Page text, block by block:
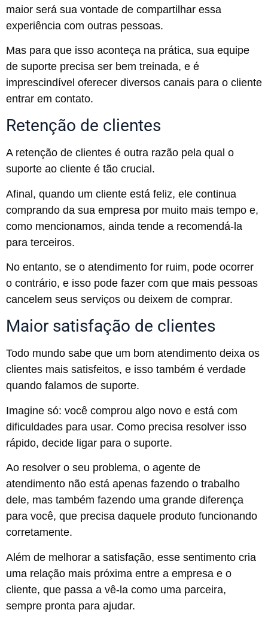
maior será sua vontade de compartilhar essa
experiência com outras pessoas.
Mas para que isso aconteça na prática, sua equipe
de suporte precisa ser bem treinada, e é
imprescindível oferecer diversos canais para o cliente
entrar em contato.
Retenção de clientes
A retenção de clientes é outra razão pela qual o
suporte ao cliente é tão crucial.
Afinal, quando um cliente está feliz, ele continua
comprando da sua empresa por muito mais tempo e,
como mencionamos, ainda tende a recomendá-la
para terceiros.
No entanto, se o atendimento for ruim, pode ocorrer
o contrário, e isso pode fazer com que mais pessoas
cancelem seus serviços ou deixem de comprar.
Maior satisfação de clientes
Todo mundo sabe que um bom atendimento deixa os
clientes mais satisfeitos, e isso também é verdade
quando falamos de suporte.
Imagine só: você comprou algo novo e está com
dificuldades para usar. Como precisa resolver isso
rápido, decide ligar para o suporte.
Ao resolver o seu problema, o agente de
atendimento não está apenas fazendo o trabalho
dele, mas também fazendo uma grande diferença
para você, que precisa daquele produto funcionando
corretamente.
Além de melhorar a satisfação, esse sentimento cria
uma relação mais próxima entre a empresa e o
cliente, que passa a vê-la como uma parceira,
sempre pronta para ajudar.